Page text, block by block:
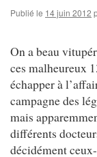
Publié le 14 juin 2012
On a beau
ces malheureux
échapper à
campagne des
mais
différents
décidément